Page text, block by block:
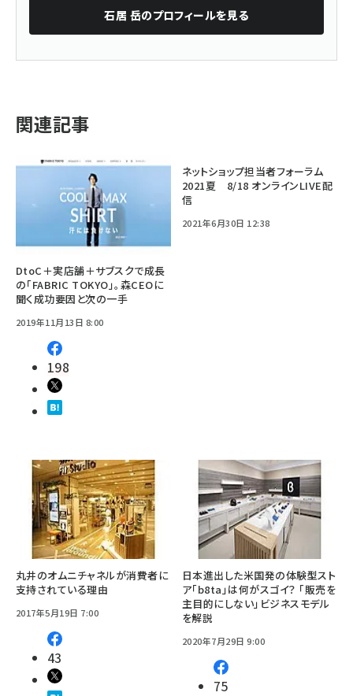
石居 岳のプロフィールを見る
関連記事
DtoC＋実店舗＋サブスクで成長
の「FABRIC TOKYO」。森CEOに
聞く成功要因と次の一手
2019年11月13日 8:00
198
ネットショップ担当者フォーラム
2021夏 8/18 オンラインLIVE配
信
2021年6月30日 12:38
丸井のオムニチャネルが消費者に
支持されている理由
2017年5月19日 7:00
43
日本進出した米国発の体験型スト
ア「b8ta」は何がスゴイ？ 「販売を
主目的にしない」ビジネスモデル
を解説
2020年7月29日 9:00
75